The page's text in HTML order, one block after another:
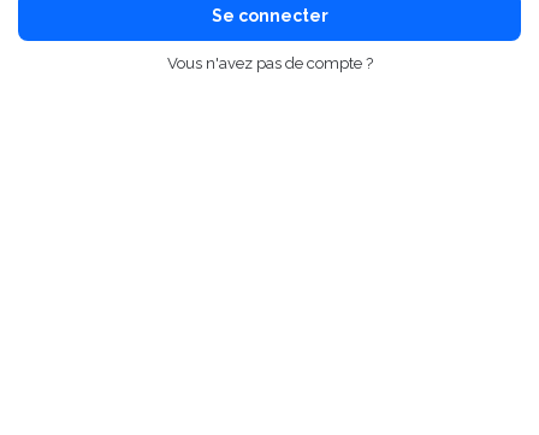
Se connecter
Vous n'avez pas de compte ?